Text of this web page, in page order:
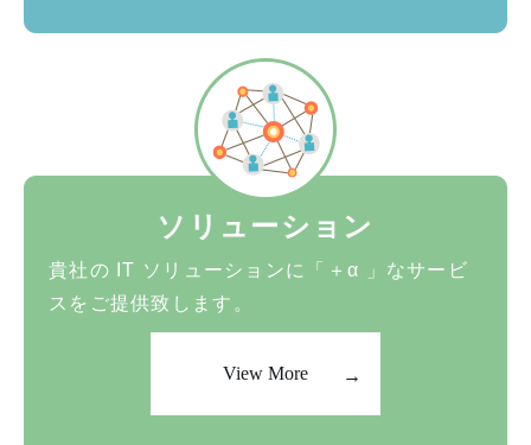
ソリューション
貴社の IT ソリューションに「＋α 」なサービ
スをご提供致します。
View More